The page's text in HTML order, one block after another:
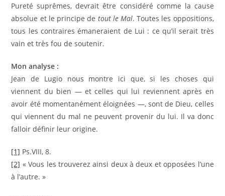
Pureté suprêmes, devrait être considéré comme la cause
absolue et le principe de tout le Mal. Toutes les oppositions,
tous les contraires émaneraient de Lui : ce qu’il serait très
vain et très fou de soutenir.
Mon analyse :
Jean de Lugio nous montre ici que, si les choses qui
viennent du bien — et celles qui lui reviennent après en
avoir été momentanément éloignées —, sont de Dieu, celles
qui viennent du mal ne peuvent provenir du lui. Il va donc
falloir définir leur origine.
[1] Ps.VIII, 8.
[2] « Vous les trouverez ainsi deux à deux et opposées l’une
à l’autre. »